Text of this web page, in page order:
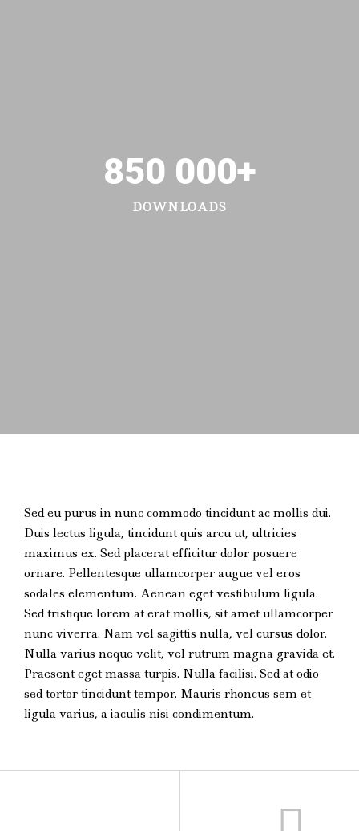
850 000+
DOWNLOADS
Sed eu purus in nunc commodo tincidunt ac mollis dui.
Duis lectus ligula, tincidunt quis arcu ut, ultricies
maximus ex. Sed placerat efficitur dolor posuere
ornare. Pellentesque ullamcorper augue vel eros
sodales elementum. Aenean eget vestibulum ligula.
Sed tristique lorem at erat mollis, sit amet ullamcorper
nunc viverra. Nam vel sagittis nulla, vel cursus dolor.
Nulla varius neque velit, vel rutrum magna gravida et.
Praesent eget massa turpis. Nulla facilisi. Sed at odio
sed tortor tincidunt tempor. Mauris rhoncus sem et
ligula varius, a iaculis nisi condimentum.